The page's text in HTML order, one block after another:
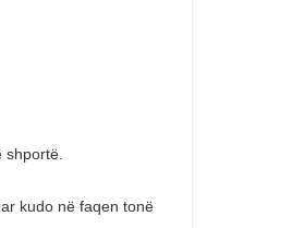
kudo në faqen tonë